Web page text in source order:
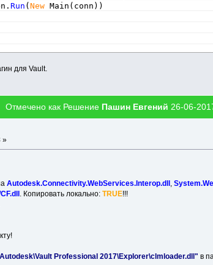
Run (New Main ( conn ) )
для Vault.
Отмечено как Решение Пашин Евгений 26-06-
»
Autodesk.Connectivity.WebServices.Interop.dll,
. Копировать локально:TRUE!!!
Professional 2017\Explorer\clmloader.dll" в